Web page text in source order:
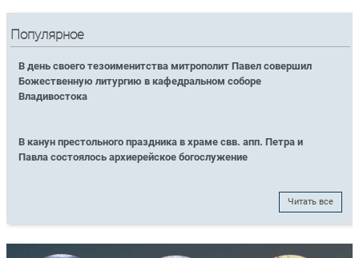
Популярное
В день своего тезоименитства митрополит Павел совершил
Божественную литургию в кафедральном соборе
Владивостока
В канун престольного праздника в храме свв. апп. Петра и
Павла состоялось архиерейское богослужение
Читать все